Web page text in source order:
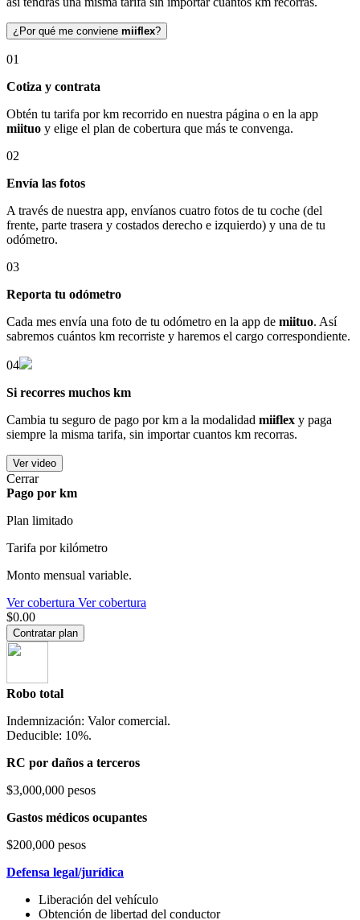
¿Por qué me conviene miiflex?
01
Cotiza y contrata
Obtén tu tarifa por km recorrido en nuestra página o en la app
miituo y elige el plan de cobertura que más te convenga.
02
Envía las fotos
A través de nuestra app, envíanos cuatro fotos de tu coche (del
frente, parte trasera y costados derecho e izquierdo) y una de tu
odómetro.
03
Reporta tu odómetro
Cada mes envía una foto de tu odómetro en la app de miituo. Así
sabremos cuántos km recorriste y haremos el cargo correspondiente.
04
Si recorres muchos km
Cambia tu seguro de pago por km a la modalidad miiflex y paga
siempre la misma tarifa, sin importar cuantos km recorras.
Ver video
Cerrar
Pago por km
Plan limitado
Tarifa por kilómetro
Monto mensual variable.
Ver cobertura Ver cobertura
$0.00
Contratar plan
Robo total
Indemnización: Valor comercial.
Deducible: 10%.
RC por daños a terceros
$3,000,000 pesos
Gastos médicos ocupantes
$200,000 pesos
Defensa legal/jurídica
Liberación del vehículo
Obtención de libertad del conductor